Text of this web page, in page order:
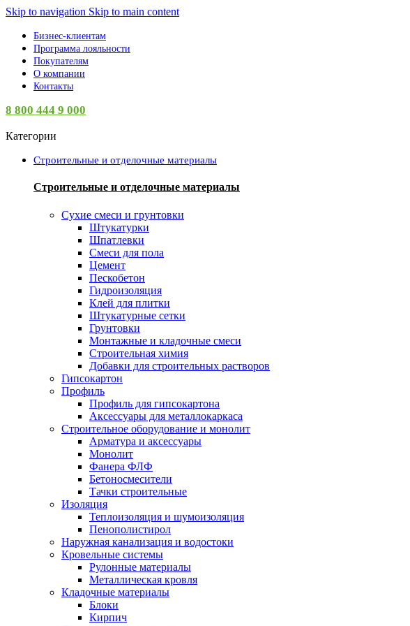
Skip to navigation Skip to main content
Бизнес-клиентам
Программа лояльности
Покупателям
О компании
Контакты
8 800 444 9 000
Категории
Строительные и отделочные материалы
Строительные и отделочные материалы
Сухие смеси и грунтовки
Штукатурки
Шпатлевки
Смеси для пола
Цемент
Пескобетон
Гидроизоляция
Клей для плитки
Штукатурные сетки
Грунтовки
Монтажные и кладочные смеси
Строительная химия
Добавки для строительных растворов
Гипсокартон
Профиль
Профиль для гипсокартона
Аксессуары для металлокаркаса
Строительное оборудование и монолит
Арматура и аксессуары
Монолит
Фанера ФЛФ
Бетоносмесители
Тачки строительные
Изоляция
Теплоизоляция и шумоизоляция
Пенополистирол
Наружная канализация и водостоки
Кровельные системы
Рулонные материалы
Металлическая кровля
Кладочные материалы
Блоки
Кирпич